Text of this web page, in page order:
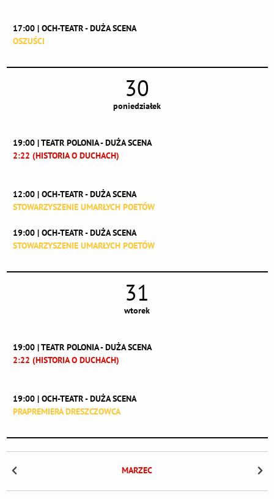
17:00 | OCH-TEATR - DUŻA SCENA
OSZUŚCI
30
poniedziałek
19:00 | TEATR POLONIA - DUŻA SCENA
2:22 (HISTORIA O DUCHACH)
12:00 | OCH-TEATR - DUŻA SCENA
STOWARZYSZENIE UMARŁYCH POETÓW
19:00 | OCH-TEATR - DUŻA SCENA
STOWARZYSZENIE UMARŁYCH POETÓW
31
wtorek
19:00 | TEATR POLONIA - DUŻA SCENA
2:22 (HISTORIA O DUCHACH)
19:00 | OCH-TEATR - DUŻA SCENA
PRAPREMIERA DRESZCZOWCA
MARZEC